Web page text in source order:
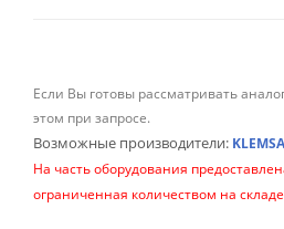
Если Вы готовы рассматривать
этом при запросе.
Возможные производители:
На часть оборудования
ограниченная количеством на